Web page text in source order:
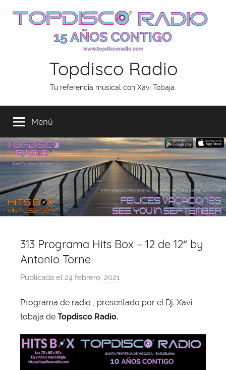
Topdisco Radio
Tu referencia musical con Xavi Tobaja.
Menú
313 Programa Hits Box – 12 de 12″ by
Antonio Torne
Publicada el 24 febrero, 2021
r
v
i
Programa de radio , presentado por el Dj. Xavi
tobaja de Topdisco Radio.